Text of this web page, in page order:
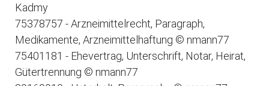
Kadmy
75378757 - Arzneimittelrecht, Paragraph,
Medikamente, Arzneimittelhaftung © nmann77
75401181 - Ehevertrag, Unterschrift, Notar, Heirat,
Gütertrennung © nmann77